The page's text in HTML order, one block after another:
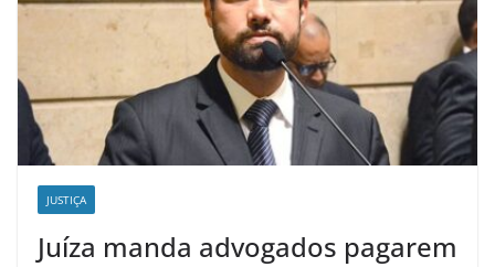
JUSTIÇA
Juíza manda advogados pagarem